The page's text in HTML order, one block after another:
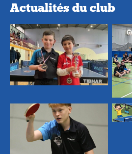
Actualités du club